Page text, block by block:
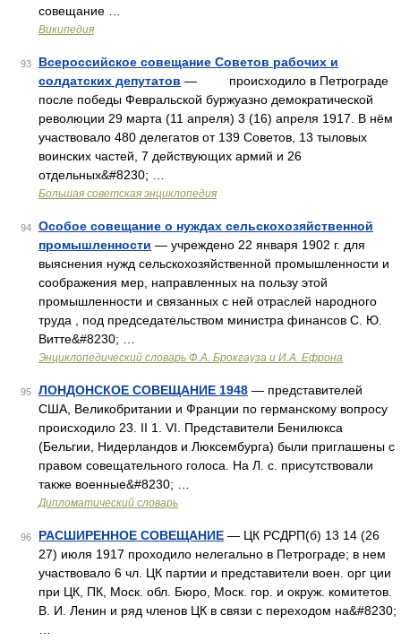
совещание …
Википедия
93
Всероссийское совещание Советов рабочих и
солдатских депутатов — происходило в Петрограде
после победы Февральской буржуазно демократической
революции 29 марта (11 апреля) 3 (16) апреля 1917. В нём
участвовало 480 делегатов от 139 Советов, 13 тыловых
воинских частей, 7 действующих армий и 26
отдельных&#8230; …
Большая советская энциклопедия
94
Особое совещание о нуждах сельскохозяйственной
промышленности — учреждено 22 января 1902 г. для
выяснения нужд сельскохозяйственной промышленности и
соображения мер, направленных на пользу этой
промышленности и связанных с ней отраслей народного
труда , под председательством министра финансов С. Ю.
Витте&#8230; …
Энциклопедический словарь Ф.А. Брокгауза и И.А. Ефрона
95 ЛОНДОНСКОЕ СОВЕЩАНИЕ 1948 — представителей
США, Великобритании и Франции по германскому вопросу
происходило 23. II 1. VI. Представители Бенилюкса
(Бельгии, Нидерландов и Люксембурга) были приглашены с
правом совещательного голоса. На Л. с. присутствовали
также военные&#8230; …
Дипломатический словарь
96 РАСШИРЕННОЕ СОВЕЩАНИЕ — ЦК РСДРП(б) 13 14 (26
27) июля 1917 проходило нелегально в Петрограде; в нем
участвовало 6 чл. ЦК партии и представители воен. орг ции
при ЦК, ПК, Моск. обл. Бюро, Моск. гор. и окруж. комитетов.
В. И. Ленин и ряд членов ЦК в связи с переходом на&#8230;